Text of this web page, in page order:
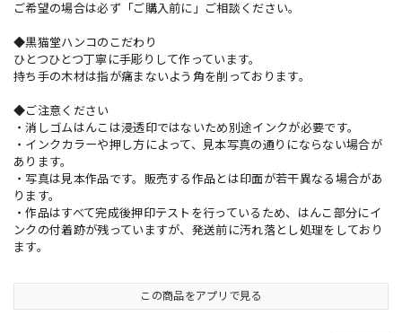
ご希望の場合は必ず「ご購入前に」ご相談ください。
◆黒猫堂ハンコのこだわり
ひとつひとつ丁寧に手彫りして作っています。
持ち手の木材は指が痛まないよう角を削っております。
◆ご注意ください
・消しゴムはんこは浸透印ではないため別途インクが必要です。
・インクカラーや押し方によって、見本写真の通りにならない場合が
あります。
・写真は見本作品です。販売する作品とは印面が若干異なる場合があ
ります。
・作品はすべて完成後押印テストを行っているため、はんこ部分にイ
ンクの付着跡が残っていますが、発送前に汚れ落とし処理をしており
ます。
この商品をアプリで見る